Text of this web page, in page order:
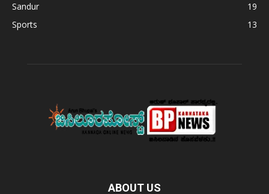
Sandur
19
Sports
13
ABOUT US